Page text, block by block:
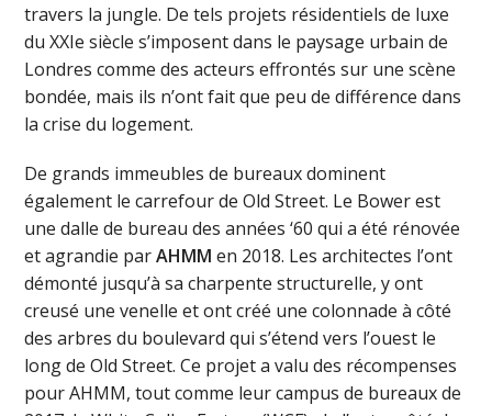
travers la jungle. De tels projets résidentiels de luxe
du XXIe siècle s’imposent dans le paysage urbain de
Londres comme des acteurs effrontés sur une scène
bondée, mais ils n’ont fait que peu de différence dans
la crise du logement.
De grands immeubles de bureaux dominent
également le carrefour de Old Street. Le Bower est
une dalle de bureau des années ‘60 qui a été rénovée
et agrandie parAHMM en 2018. Les architectes l’ont
démonté jusqu’à sa charpente structurelle, y ont
creusé une venelle et ont créé une colonnade à côté
des arbres du boulevard qui s’étend vers l’ouest le
long de Old Street. Ce projet a valu des récompenses
pour AHMM, tout comme leur campus de bureaux de